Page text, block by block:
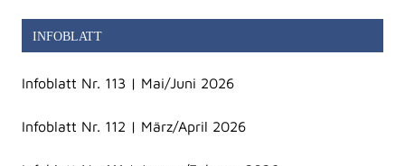
INFOBLATT
Infoblatt Nr. 113 | Mai/Juni 2026
Infoblatt Nr. 112 | März/April 2026